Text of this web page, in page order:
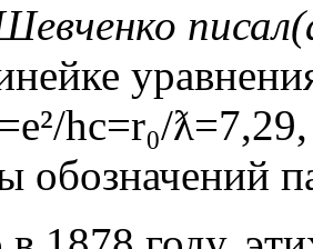
hc=r₀/
обозначений